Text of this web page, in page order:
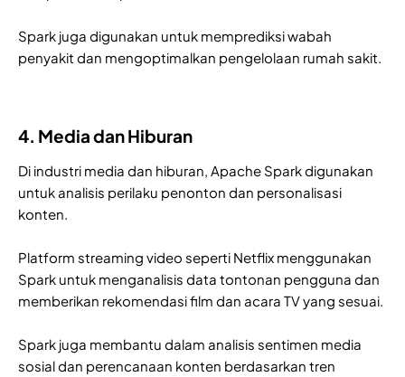
Spark juga digunakan untuk memprediksi wabah
penyakit dan mengoptimalkan pengelolaan rumah sakit.
4. Media dan Hiburan
Di industri media dan hiburan, Apache Spark digunakan
untuk analisis perilaku penonton dan personalisasi
konten.
Platform streaming video seperti Netflix menggunakan
Spark untuk menganalisis data tontonan pengguna dan
memberikan rekomendasi film dan acara TV yang sesuai.
Spark juga membantu dalam analisis sentimen media
sosial dan perencanaan konten berdasarkan tren